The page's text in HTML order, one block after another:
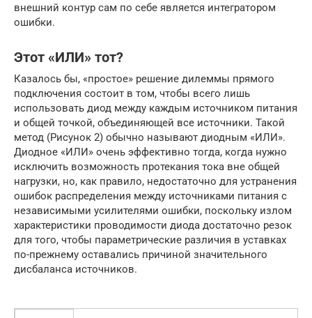
внешний контур сам по себе является интегратором
ошибки.
Этот «ИЛИ» тот?
Казалось бы, «простое» решение дилеммы прямого
подключения состоит в том, чтобы всего лишь
использовать диод между каждым источником питания
и общей точкой, объединяющей все источники. Такой
метод (Рисунок 2) обычно называют диодным «ИЛИ».
Диодное «ИЛИ» очень эффективно тогда, когда нужно
исключить возможность протекания тока вне общей
нагрузки, но, как правило, недостаточно для устранения
ошибок распределения между источниками питания с
независимыми усилителями ошибки, поскольку излом
характеристики проводимости диода достаточно резок
для того, чтобы параметрические различия в уставках
по-прежнему оставались причиной значительного
дисбаланса источников.